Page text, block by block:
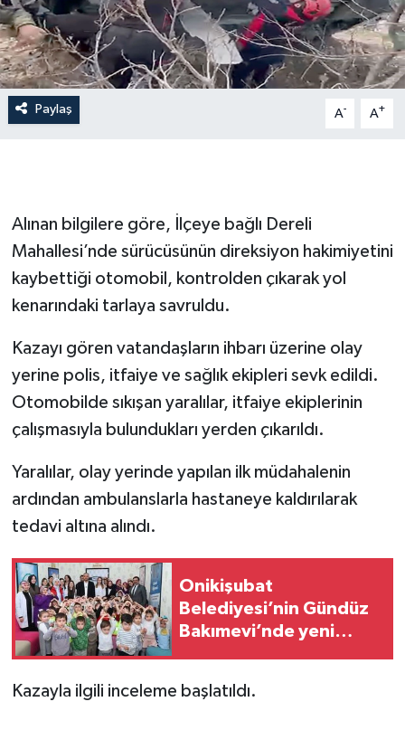
Paylaş A- A+
Alınan bilgilere göre, İlçeye bağlı Dereli
Mahallesi’nde sürücüsünün direksiyon hakimiyetini
kaybettiği otomobil, kontrolden çıkarak yol
kenarındaki tarlaya savruldu.
Kazayı gören vatandaşların ihbarı üzerine olay
yerine polis, itfaiye ve sağlık ekipleri sevk edildi.
Otomobilde sıkışan yaralılar, itfaiye ekiplerinin
çalışmasıyla bulundukları yerden çıkarıldı.
Yaralılar, olay yerinde yapılan ilk müdahalenin
ardından ambulanslarla hastaneye kaldırılarak
tedavi altına alındı.
Onikişubat
Belediyesi’nin Gündüz
Bakımevi’nde yeni
Kazayla ilgili inceleme başlatıldı.